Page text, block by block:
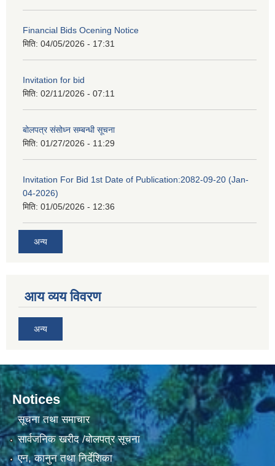
Financial Bids Ocening Notice
मिति: 04/05/2026 - 17:31
Invitation for bid
मिति: 02/11/2026 - 07:11
बोलपत्र संसोध्न सम्बन्धी सूचना
मिति: 01/27/2026 - 11:29
Invitation For Bid 1st Date of Publication:2082-09-20 (Jan-
04-2026)
मिति: 01/05/2026 - 12:36
अन्य
आय व्यय विवरण
अन्य
Notices
सूचना तथा समाचार
सार्वजनिक खरीद /बोलपत्र सूचना
एन, कानुन तथा निर्देशिका